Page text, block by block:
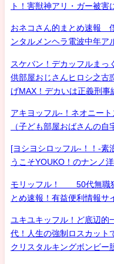
ト！害獣神アリ・ガー被害
おネコさん的まとめ速報
ンタルメンヘラ電波中年ア
スケバン！デカッフルまっ
供部屋おじさんヒロシ之古
げMAX！デカいは正義刑事
アキヨッフル-！ネオニー
（子ども部屋おばさんの自
[ヨシヨシロッフル-！！-素
うこそYOUKO！のナンノ
モリッフル！ 50代無職独
とめ速報！有益便利情報
ユキユキッフル！ど底辺的
代！人生の強制ロスカット
クリスタルキングボンビー